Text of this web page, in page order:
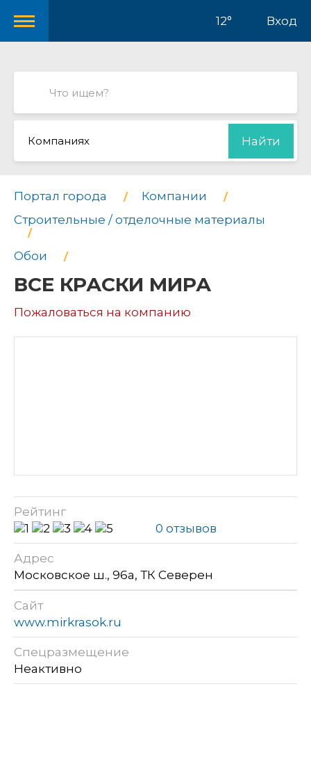
12° Вход
Компаниях Найти
Портал города
Компании
Строительные / отделочные материалы
Обои
ВСЕ КРАСКИ МИРА
Пожаловаться на компанию
Рейтинг
0 отзывов
Адрес
Московское ш., 96а, ТК Северен
Сайт
www.mirkrasok.ru
Спецразмещение
Неактивно